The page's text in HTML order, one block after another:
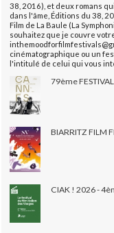
38, 2016), et deux romans
dans l'âme, Éditions du 38,
Film de La Baule (La
souhaitez que je couvre
cinématographique ou un
l'intitulé de celui qui vous
79ème
BIARRITZ FILM
CIAK ! 2026 -